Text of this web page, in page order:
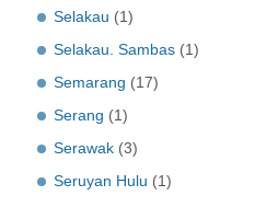
Selakau (1)
Selakau. Sambas (1)
Semarang (17)
Serang (1)
Serawak (3)
Seruyan Hulu (1)